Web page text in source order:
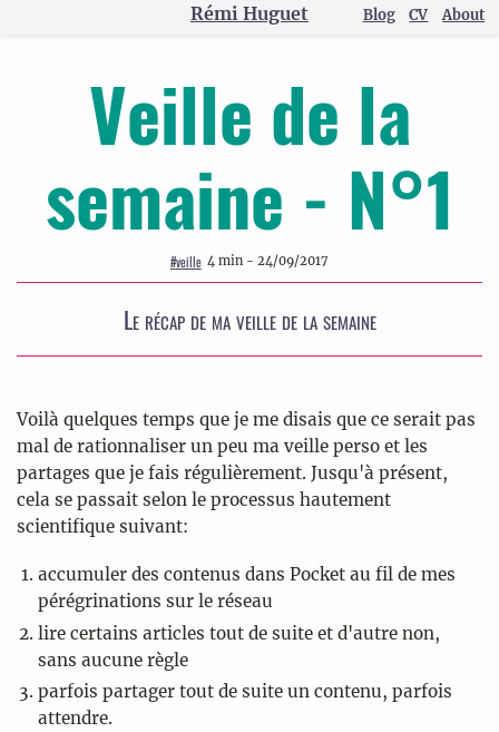
Rémi Huguet Blog CV About
Veille de la
semaine - N°1
#veille 4 min - 24/09/2017
Le récap de ma veille de la semaine
Voilà quelques temps que je me disais que ce serait pas
mal de rationnaliser un peu ma veille perso et les
partages que je fais régulièrement. Jusqu'à présent,
cela se passait selon le processus hautement
scientifique suivant:
accumuler des contenus dans Pocket au fil de mes
pérégrinations sur le réseau
lire certains articles tout de suite et d'autre non,
sans aucune règle
parfois partager tout de suite un contenu, parfois
attendre.